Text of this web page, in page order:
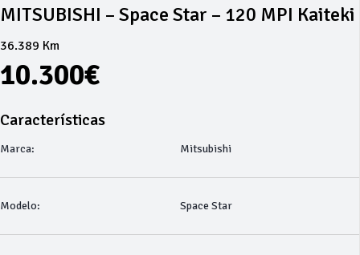
MITSUBISHI – Space Star – 120 MPI Kaiteki
36.389 Km
10.300€
Características
Marca: Mitsubishi
Modelo: Space Star